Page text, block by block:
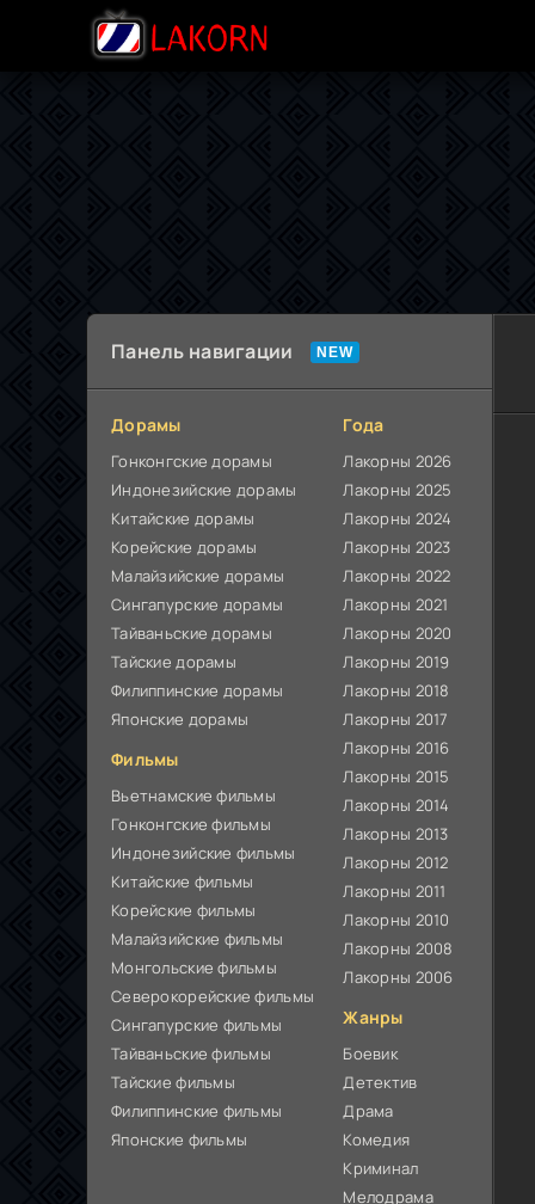
Панель навигации
Дорамы
Гонконгские дорамы
Индонезийские дорамы
Китайские дорамы
Корейские дорамы
Малайзийские дорамы
Сингапурские дорамы
Тайваньские дорамы
Тайские дорамы
Филиппинские дорамы
Японские дорамы
Фильмы
Вьетнамские фильмы
Гонконгские фильмы
Индонезийские фильмы
Китайские фильмы
Корейские фильмы
Малайзийские фильмы
Монгольские фильмы
Северокорейские фильмы
Сингапурские фильмы
Тайваньские фильмы
Тайские фильмы
Филиппинские фильмы
Японские фильмы
Года
Лакорны 2026
Лакорны 2025
Лакорны 2024
Лакорны 2023
Лакорны 2022
Лакорны 2021
Лакорны 2020
Лакорны 2019
Лакорны 2018
Лакорны 2017
Лакорны 2016
Лакорны 2015
Лакорны 2014
Лакорны 2013
Лакорны 2012
Лакорны 2011
Лакорны 2010
Лакорны 2008
Лакорны 2006
Жанры
Боевик
Детектив
Драма
Комедия
Криминал
Мелодрама